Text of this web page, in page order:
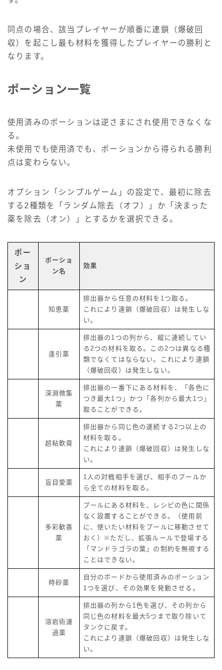
同点の場合、該当プレイヤーが順番に連鎖（爆破回
収）を起こし最も材料を獲得したプレイヤーの勝利と
なります。
ポーション一覧
使用済みのポーションは逆さまにされ使用できなくな
る。
未使用でも使用済でも、ポーションから得られる勝利
点は変わらない。
オプション「シンプルゲーム」の設定で、最初に除去
する2種類を「ランダム除去（オフ）」か「決まった
薬を除去（オン）」とするかを選択できる。
ポー
ショ
ン
ポーショ
ン名
効果
知恵薬
排出器から任意の材料を1つ取る。
これにより連鎖（爆破回収）は発生しな
い。
逢引薬
排出器の1つの列から、縦に連続してい
る2つの材料を取る。この2つは異なる種
類でなくてはならない。これにより連鎖
（爆破回収）は発生しない。
深淵微集
薬
排出器の一番下にある材料を、「各色に
つき最大1つ」かつ「各列から最大1つ」
取ることができる。
超粘軟膏
排出器から同じ色の連続する2つ以上の
材料を取る。
これにより連鎖（爆破回収）は発生しな
い。
盲目愛薬
1人の対戦相手を選び、相手のプールか
ら全ての材料を取る。
多彩歓喜
薬
プールにある材料を、レシピの色に関係
なく設置することができる。（使用前
に、使いたい材料をプールに移動させて
おく）※ただし、拡張ルールで登場する
「マンドラゴラの葉」の制約を無視する
ことはできない。
時砂薬
自分のボードから使用済みのポーション
1つを選び、その効果を発動させる。
溶岩術濾
過薬
排出器の列から1色を選び、その列から
同じ色の材料を最大5つまで取り除いて
タンクに戻す。
これにより連鎖（爆破回収）は発生しな
い。